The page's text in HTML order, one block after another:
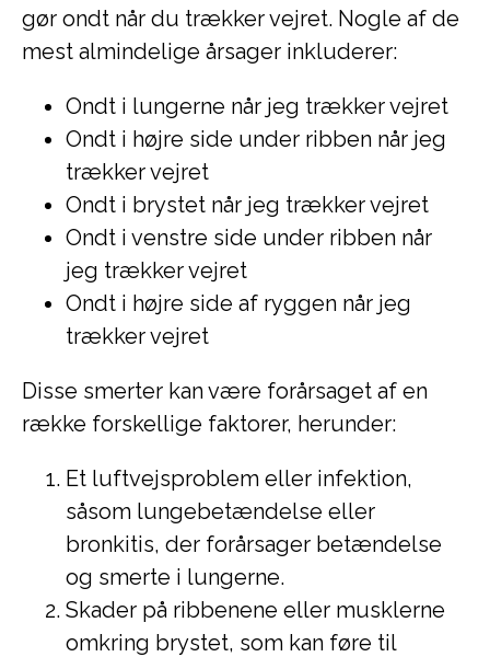
gør ondt når du trækker vejret. Nogle af de
mest almindelige årsager inkluderer:
Ondt i lungerne når jeg trækker vejret
Ondt i højre side under ribben når jeg
trækker vejret
Ondt i brystet når jeg trækker vejret
Ondt i venstre side under ribben når
jeg trækker vejret
Ondt i højre side af ryggen når jeg
trækker vejret
Disse smerter kan være forårsaget af en
række forskellige faktorer, herunder:
Et luftvejsproblem eller infektion,
såsom lungebetændelse eller
bronkitis, der forårsager betændelse
og smerte i lungerne.
Skader på ribbenene eller musklerne
omkring brystet, som kan føre til